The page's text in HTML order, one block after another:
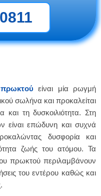
είναι μία ρωγμή
σωλήνα και προκαλείται
τη δυσκοιλιότητα. Στη
είναι επώδυνη και συχνά
δυσφορία και
ζωής του ατόμου. Τα
πρωκτού περιλαμβάνουν
του εντέρου καθώς και